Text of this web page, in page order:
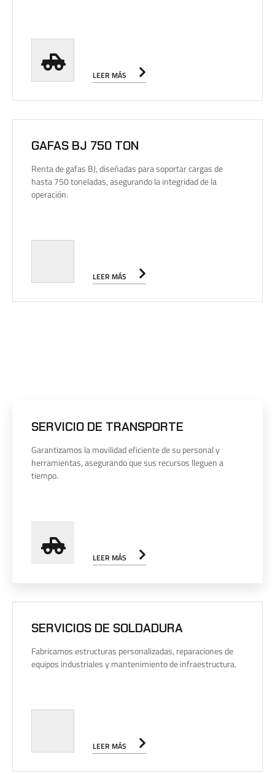
LEER MÁS
GAFAS BJ 750 TON
Renta de gafas BJ, diseñadas para soportar cargas de
hasta 750 toneladas, asegurando la integridad de la
operación.
LEER MÁS
SERVICIO DE TRANSPORTE
Garantizamos la movilidad eficiente de su personal y
herramientas, asegurando que sus recursos lleguen a
tiempo.
LEER MÁS
SERVICIOS DE SOLDADURA
Fabricamos estructuras personalizadas, reparaciones de
equipos industriales y mantenimiento de infraestructura.
LEER MÁS